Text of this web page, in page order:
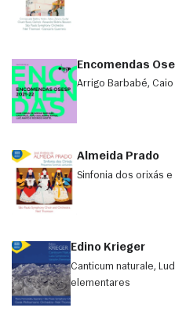
Encomendas
Arrigo Barbabé, Caio
Almeida Prado
Sinfonia dos orixás
Edino Krieger
Canticum naturale,
elementares